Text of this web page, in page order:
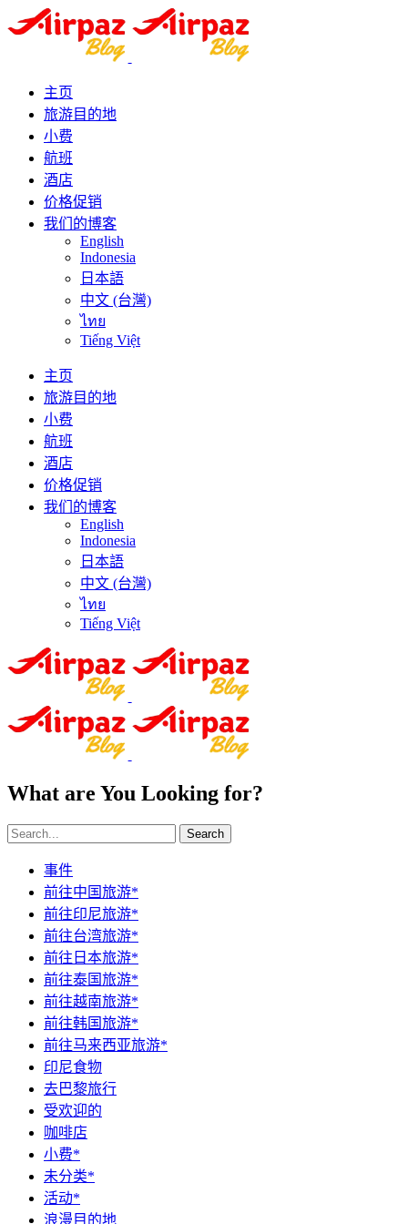
主页
旅游目的地
小费
航班
酒店
价格促销
我们的博客
English
Indonesia
日本語
中文 (台灣)
ไทย
Tiếng Việt
主页
旅游目的地
小费
航班
酒店
价格促销
我们的博客
English
Indonesia
日本語
中文 (台灣)
ไทย
Tiếng Việt
What are You Looking for?
Search
事件
前往中国旅游*
前往印尼旅游*
前往台湾旅游*
前往日本旅游*
前往泰国旅游*
前往越南旅游*
前往韩国旅游*
前往马来西亚旅游*
印尼食物
去巴黎旅行
受欢迎的
咖啡店
小费*
未分类*
活动*
浪漫目的地